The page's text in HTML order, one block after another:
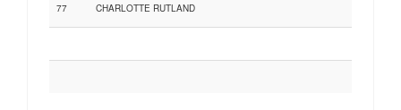
77 CHARLOTTE RUTLAND